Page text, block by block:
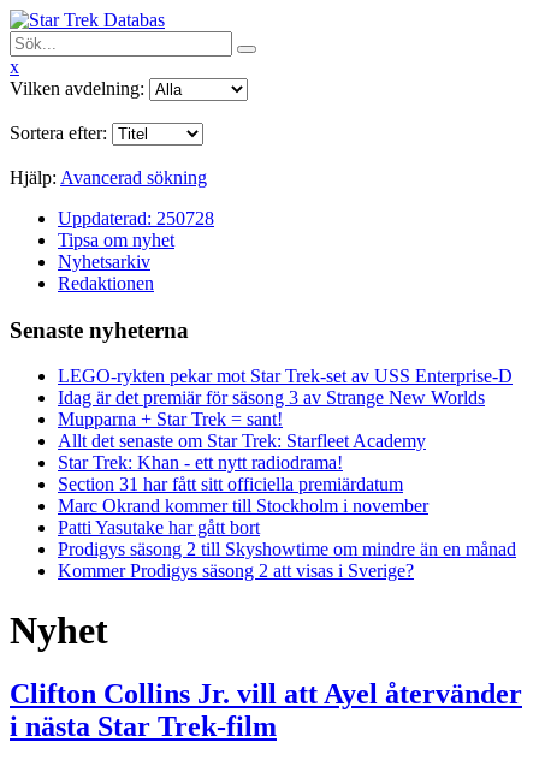
x
Vilken avdelning:
Sortera efter:
Hjälp: Avancerad sökning
Uppdaterad: 250728
Tipsa om nyhet
Nyhetsarkiv
Redaktionen
Senaste nyheterna
LEGO-rykten pekar mot Star Trek-set av USS Enterprise-D
Idag är det premiär för säsong 3 av Strange New Worlds
Mupparna + Star Trek = sant!
Allt det senaste om Star Trek: Starfleet Academy
Star Trek: Khan - ett nytt radiodrama!
Section 31 har fått sitt officiella premiärdatum
Marc Okrand kommer till Stockholm i november
Patti Yasutake har gått bort
Prodigys säsong 2 till Skyshowtime om mindre än en månad
Kommer Prodigys säsong 2 att visas i Sverige?
Nyhet
Clifton Collins Jr. vill att Ayel återvänder
i nästa Star Trek-film